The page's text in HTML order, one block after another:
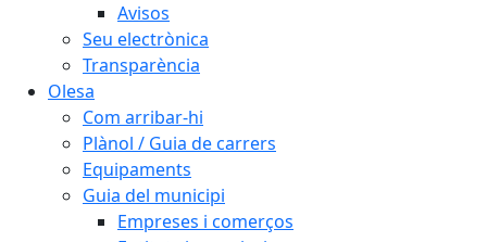
Avisos
Seu electrònica
Transparència
Olesa
Com arribar-hi
Plànol / Guia de carrers
Equipaments
Guia del municipi
Empreses i comerços